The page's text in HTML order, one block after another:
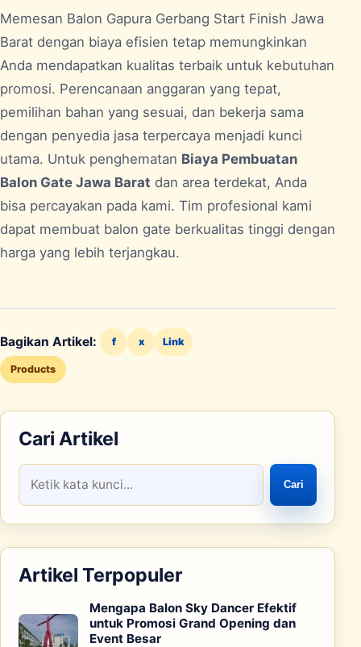
Memesan Balon Gapura Gerbang Start Finish Jawa
Barat dengan biaya efisien tetap memungkinkan
Anda mendapatkan kualitas terbaik untuk kebutuhan
promosi. Perencanaan anggaran yang tepat,
pemilihan bahan yang sesuai, dan bekerja sama
dengan penyedia jasa terpercaya menjadi kunci
utama. Untuk penghematan Biaya Pembuatan
Balon Gate Jawa Barat dan area terdekat, Anda
bisa percayakan pada kami. Tim profesional kami
dapat membuat balon gate berkualitas tinggi dengan
harga yang lebih terjangkau.
Bagikan Artikel: f x Link
Products
Cari Artikel
Cari
Artikel Terpopuler
Mengapa Balon Sky Dancer Efektif
untuk Promosi Grand Opening dan
Event Besar